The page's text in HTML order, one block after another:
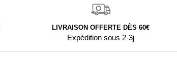
LIVRAISON OFFERTE DÈS 60€
Expédition sous 2-3j